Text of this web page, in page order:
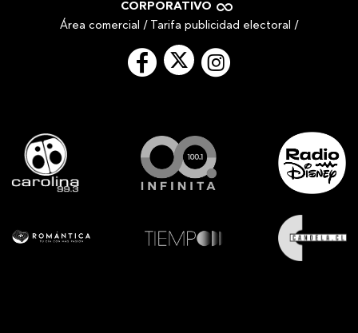
CORPORATIVO
Área comercial / Tarifa publicidad electoral /